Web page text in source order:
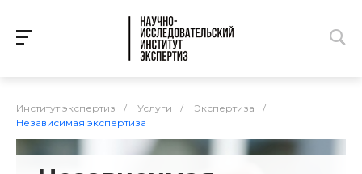
Институт экспертиз / Услуги / Экспертиза
/
Независимая экспертиза